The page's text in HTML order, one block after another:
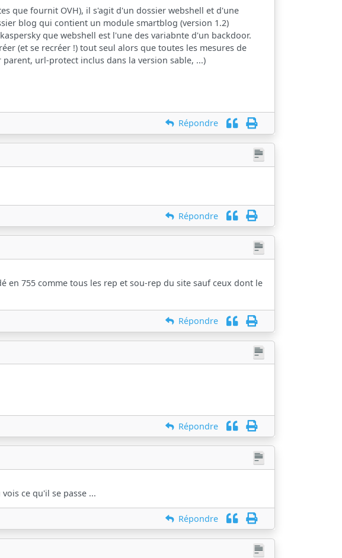
que fournit OVH), il s'agit d'un dossier webshell et d'une
blog qui contient un module smartblog (version 1.2)
que webshell est l'une des variabnte d'un backdoor.
(et se recréer !) tout seul alors que toutes les mesures de
url-protect inclus dans la version sable, ...)
Répondre
Répondre
en 755 comme tous les rep et sou-rep du site sauf ceux dont le
Répondre
Répondre
ce qu'il se passe ...
Répondre